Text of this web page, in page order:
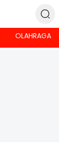
OLAHRAGA